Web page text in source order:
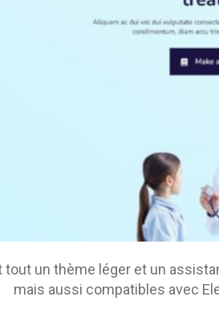
tout un thème léger et un
mais aussi compatibles avec